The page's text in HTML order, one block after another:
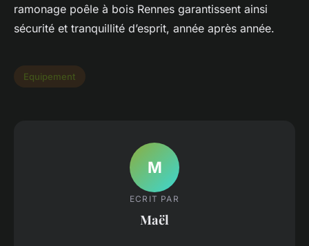
ramonage poêle à bois Rennes garantissent ainsi
sécurité et tranquillité d’esprit, année après année.
Equipement
M
ECRIT PAR
Maël